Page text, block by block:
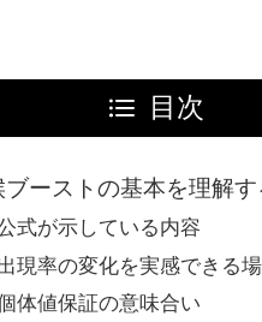
目次
ブーストの基本を理解す
式が示している内容
現率の変化を実感できる
体値保証の意味合い